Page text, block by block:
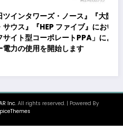
ズ・ノース』『大阪梅田ツイン
ファイブ』において8月下旬
ポレートPPA」による再生可能
開始します
Inc.All rights reserved. | Powered By